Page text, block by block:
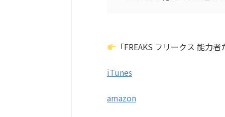
「FREAKS フリークス 能力
iTunes
amazon